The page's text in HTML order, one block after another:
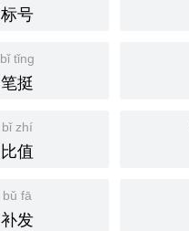
标号
bǐ tǐng
笔挺
bǐ zhí
比值
bǔ fā
补发